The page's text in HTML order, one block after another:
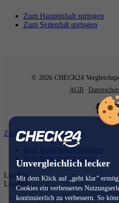
Unvergleichlich lecker
Mit dem Klick auf „geht klar”
Cookies ein verbessertes
kontinuierlich zu verbessern. So
Zum Hauptinhalt springen
Zum Seitenfuß springen
© 2026 CHECK24
AGB
Zum Hauptinhalt springen
Zum Hauptinhalt springen
Zum Seitenfuß springen
Loading...
Loading...